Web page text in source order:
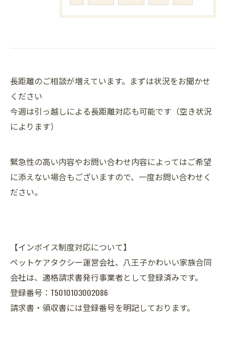
長距離のご相談が増えています。まずは状況をお聞かせ
ください
今週は引っ越しによる長距離対応も可能です（空き状況
によります）
緊急性の高い内容やお問い合わせ内容によってはご希望
に添えない場合もございますので、一度お問い合わせく
ださい。
【インボイス制度対応について】
ペットケアタクシー運営会社、八王子かわいい家族合同
会社は、適格請求書発行事業者として登録済みです。
登録番号：T5010103002086
請求書・領収書には登録番号を明記しております。